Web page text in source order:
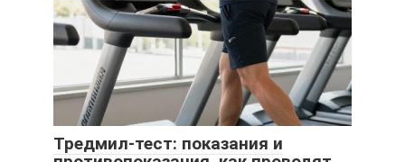
Тредмил-тест: показания и